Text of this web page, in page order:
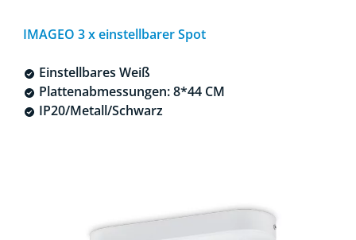
IMAGEO 3 x einstellbarer Spot
Einstellbares Weiß
Plattenabmessungen: 8*44 CM
IP20/Metall/Schwarz